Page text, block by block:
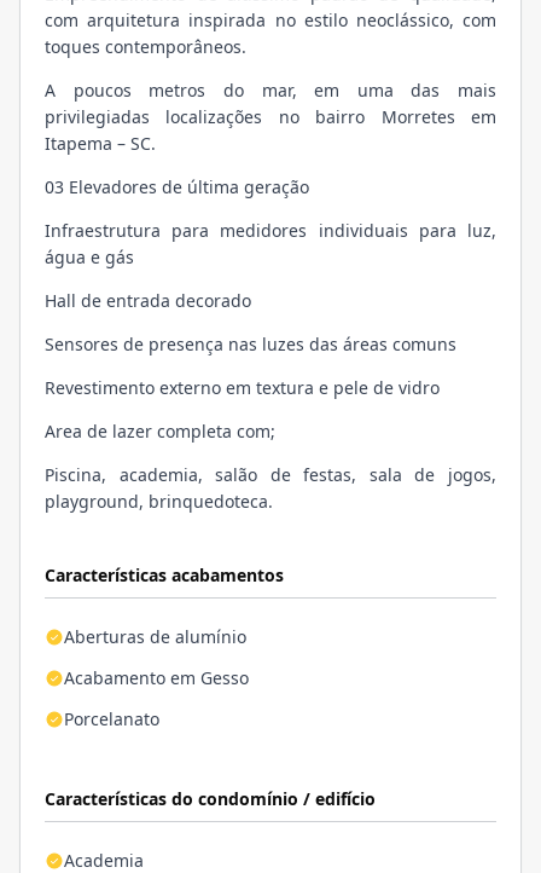
Características acabamentos
Aberturas de alumínio
Acabamento em Gesso
Porcelanato
Características do condomínio / edifício
Academia
com arquitetura inspirada no estilo neoclássico, com
toques contemporâneos.
A poucos metros do mar, em uma das mais
privilegiadas localizações no bairro Morretes em
Itapema – SC.
03 Elevadores de última geração
Infraestrutura para medidores individuais para luz,
água e gás
Hall de entrada decorado
Sensores de presença nas luzes das áreas comuns
Revestimento externo em textura e pele de vidro
Area de lazer completa com;
Piscina, academia, salão de festas, sala de jogos,
playground, brinquedoteca.